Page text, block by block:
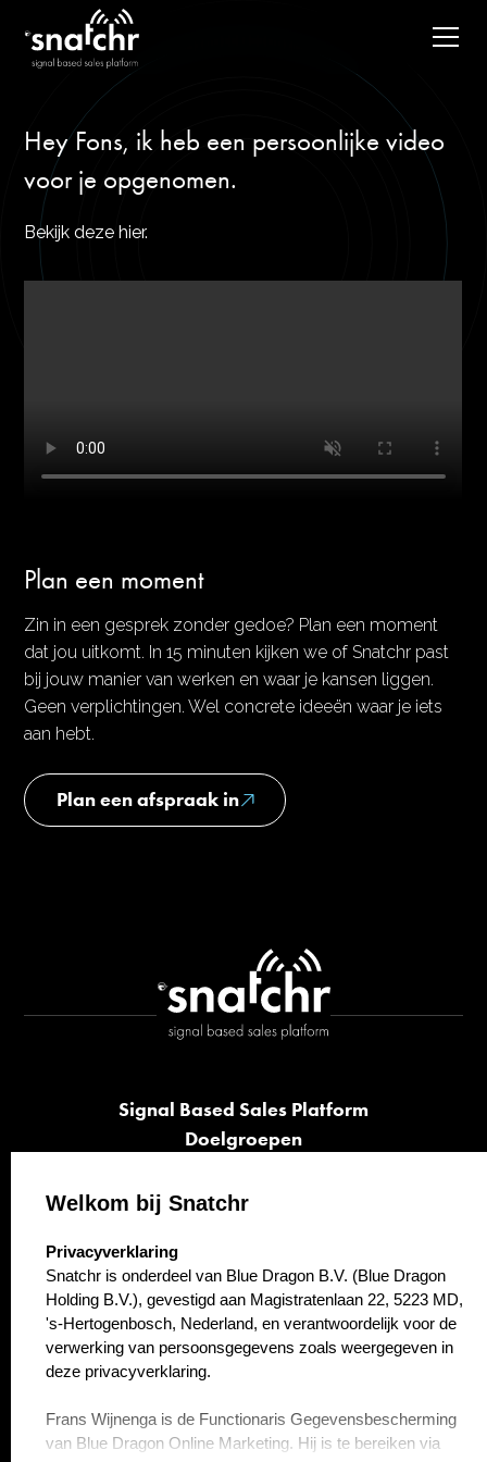
Hey Fons, ik heb een persoonlijke video
voor je opgenomen.
Bekijk deze hier.
Plan een moment
Zin in een gesprek zonder gedoe? Plan een moment
dat jou uitkomt. In 15 minuten kijken we of Snatchr past
bij jouw manier van werken en waar je kansen liggen.
Geen verplichtingen. Wel concrete ideeën waar je iets
aan hebt.
Plan een afspraak in
Signal Based Sales Platform
Doelgroepen
Opvolging
Over ons
Contact
Welkom bij Snatchr
select language
Privacyverklaring
Snatchr is onderdeel van Blue Dragon B.V. (Blue Dragon
Holding B.V.), gevestigd aan Magistratenlaan 22, 5223 MD,
's-Hertogenbosch, Nederland, en verantwoordelijk voor de
verwerking van persoonsgegevens zoals weergegeven in
deze privacyverklaring.
Frans Wijnenga is de Functionaris Gegevensbescherming
van Blue Dragon Online Marketing. Hij is te bereiken via